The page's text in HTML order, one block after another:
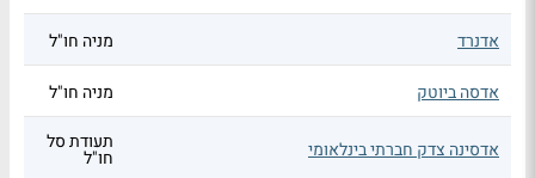
אדנרד מניה חו"ל
אדסה ביוטק מניה חו"ל
אדסינה צדק חברתי בינלאומי תעודת סל
חו"ל